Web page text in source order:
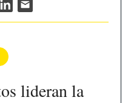
lideran la